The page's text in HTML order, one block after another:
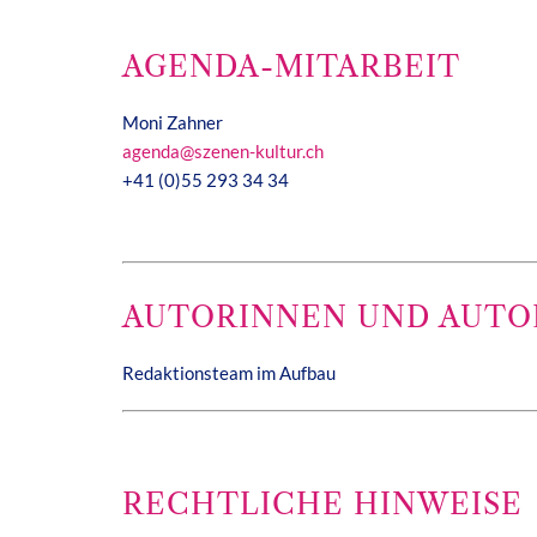
AGENDA-MITARBEIT
Moni Zahner
agenda@szenen-kultur.ch
+41 (0)55 293 34 34
AUTORINNEN UND
Redaktionsteam im Aufbau
RECHTLICHE HINWEISE